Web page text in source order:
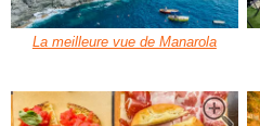
La meilleure vue de Manarola